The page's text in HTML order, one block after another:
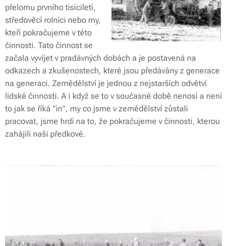
přelomu prvního tisíciletí,
středověcí rolníci nebo my,
kteří pokračujeme v této
činnosti. Tato činnost se
začala vyvíjet v pradávných dobách a je postavená na
odkazech a zkušenostech, které jsou předávány z generace
na generaci. Zemědělství je jednou z nejstarších odvětví
lidské činnosti. A i když se to v současné době nenosí a není
to jak se říká "in", my co jsme v zemědělství zůstali
pracovat, jsme hrdí na to, že pokračujeme v činnosti, kterou
zahájili naši předkové.